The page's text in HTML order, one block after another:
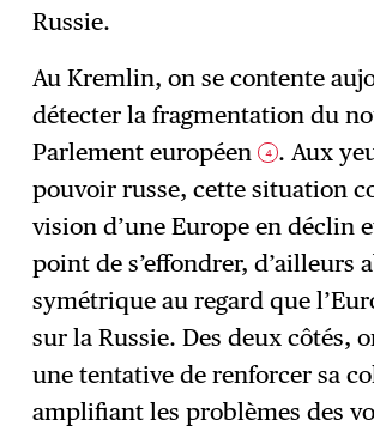
Russie.
Au Kremlin, on se contente
détecter la fragmentation du
Parlement européen 4 . Aux
pouvoir russe, cette situation
vision d’une Europe en déclin
point de s’effondrer, d’ailleurs
symétrique au regard que
sur la Russie. Des deux côtés,
une tentative de renforcer sa
amplifiant les problèmes des